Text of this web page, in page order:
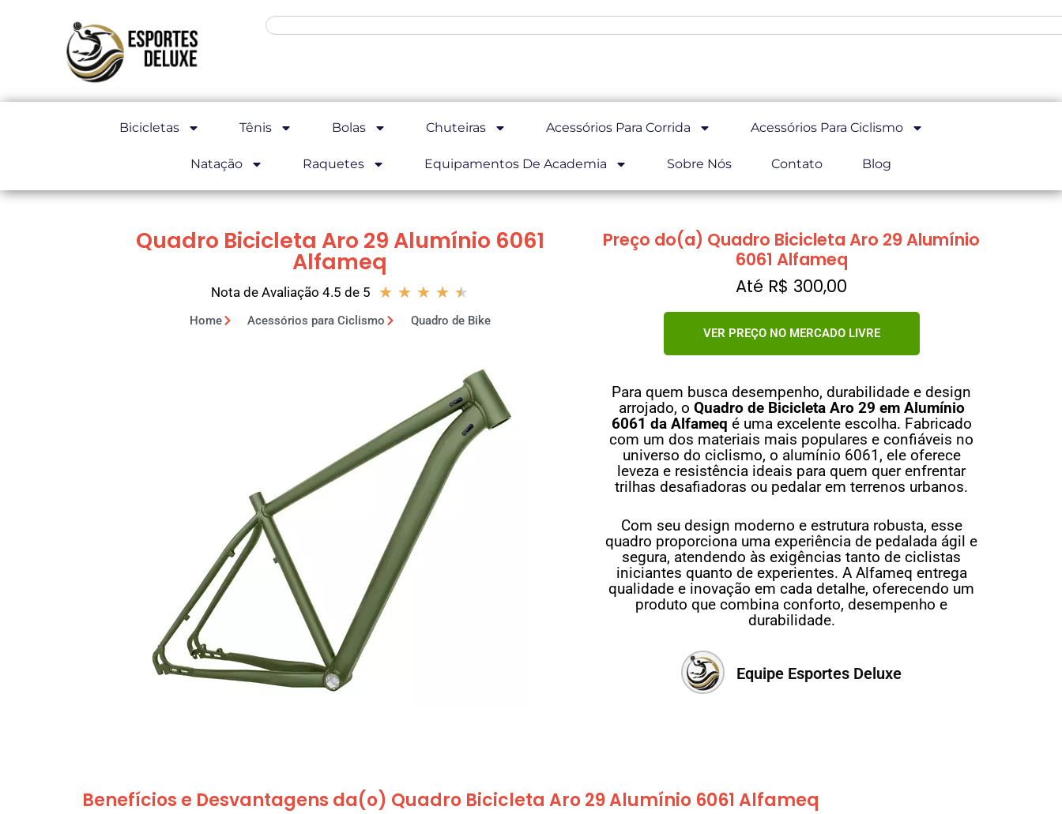
Bicicletas Tênis Bolas Chuteiras Acessórios Para Corrida Acessórios Para Ciclismo
Natação Raquetes Equipamentos De Academia Sobre Nós Contato Blog
Quadro Bicicleta Aro 29 Alumínio 6061
Alfameq
Nota de Avaliação 4.5 de 5 ★ ★ ★ ★ ★
Home Acessórios para Ciclismo Quadro de Bike
Preço do(a) Quadro Bicicleta Aro 29 Alumínio
6061 Alfameq
Até R$ 300,00
VER PREÇO NO MERCADO LIVRE
Para quem busca desempenho, durabilidade e design
arrojado, o Quadro de Bicicleta Aro 29 em Alumínio
6061 da Alfameq é uma excelente escolha. Fabricado
com um dos materiais mais populares e confiáveis no
universo do ciclismo, o alumínio 6061, ele oferece
leveza e resistência ideais para quem quer enfrentar
trilhas desafiadoras ou pedalar em terrenos urbanos.
Com seu design moderno e estrutura robusta, esse
quadro proporciona uma experiência de pedalada ágil e
segura, atendendo às exigências tanto de ciclistas
iniciantes quanto de experientes. A Alfameq entrega
qualidade e inovação em cada detalhe, oferecendo um
produto que combina conforto, desempenho e
durabilidade.
Equipe Esportes Deluxe
Benefícios e Desvantagens da(o) Quadro Bicicleta Aro 29 Alumínio 6061 Alfameq